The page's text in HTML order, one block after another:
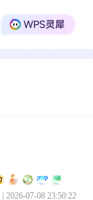
2026-07-08 23:50:22